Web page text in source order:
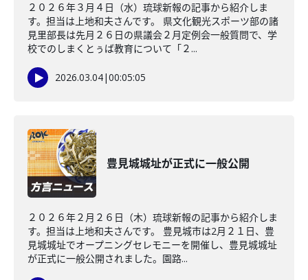
２０２６年３月４日（水）琉球新報の記事から紹介しま
す。担当は上地和夫さんです。 県文化観光スポーツ部の諸
見里部長は先月２６日の県議会２月定例会一般質問で、学
校でのしまくとぅば教育について「２...
2026.03.04|00:05:05
豊見城城址が正式に一般公開
２０２６年２月２６日（木）琉球新報の記事から紹介しま
す。担当は上地和夫さんです。 豊見城市は2月２１日、豊
見城城址でオープニングセレモニーを開催し、豊見城城址
が正式に一般公開されました。園路...